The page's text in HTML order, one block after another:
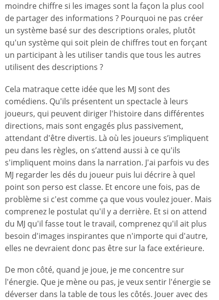
moindre chiffre si les images sont la façon la plus cool
de partager des informations ? Pourquoi ne pas créer
un système basé sur des descriptions orales, plutôt
qu'un système qui soit plein de chiffres tout en forçant
un participant à les utiliser tandis que tous les autres
utilisent des descriptions ?
Cela matraque cette idée que les MJ sont des
comédiens. Qu'ils présentent un spectacle à leurs
joueurs, qui peuvent diriger l'histoire dans différentes
directions, mais sont engagés plus passivement,
attendant d'être divertis. Là où les joueurs s’impliquent
peu dans les règles, on s’attend aussi à ce qu'ils
s'impliquent moins dans la narration. J'ai parfois vu des
MJ regarder les dés du joueur puis lui décrire à quel
point son perso est classe. Et encore une fois, pas de
problème si c'est comme ça que vous voulez jouer. Mais
comprenez le postulat qu'il y a derrière. Et si on attend
du MJ qu'il fasse tout le travail, comprenez qu'il ait plus
besoin d'images inspirantes que n'importe qui d'autre,
elles ne devraient donc pas être sur la face extérieure.
De mon côté, quand je joue, je me concentre sur
l'énergie. Que je mène ou pas, je veux sentir l'énergie se
déverser dans la table de tous les côtés. Jouer avec des